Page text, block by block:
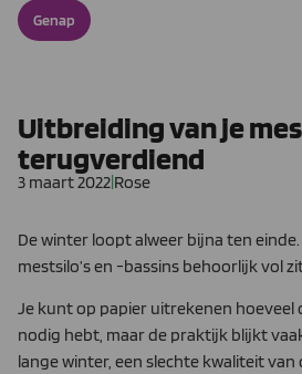
Genap
Uitbreiding van je
terugverdiend
3 maart 2022|Rose
De winter loopt alweer bijna ten
mestsilo’s en -bassins behoorlijk vol
Je kunt op papier uitrekenen hoeveel
nodig hebt, maar de praktijk blijkt
lange winter, een slechte kwaliteit van